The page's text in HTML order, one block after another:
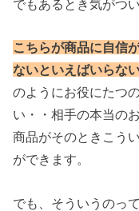
でもあるとき気がつ
こちらが商品に自信
ないといえばいらな
のようにお役にたつ
い・・相手の本当の
商品がそのときこう
ができます。
でも、そういうのっ